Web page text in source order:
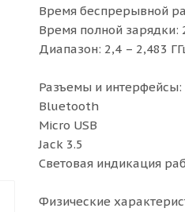
Время беспрерывной
Время полной зарядки:
Диапазон: 2,4 – 2,483
Разъемы и интерфейсы:
Bluetooth
Micro USB
Jack 3.5
Световая индикация
Физические